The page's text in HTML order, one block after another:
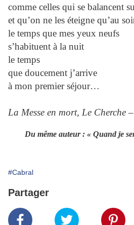
comme celles qui se balancent
et qu’on ne les éteigne qu’au
le temps que mes yeux neufs
s’habituent à la nuit
le temps
que doucement j’arrive
à mon premier séjour…
La Messe en mort, Le Cherche
Du même auteur : « Quand je
#Cabral
Partager